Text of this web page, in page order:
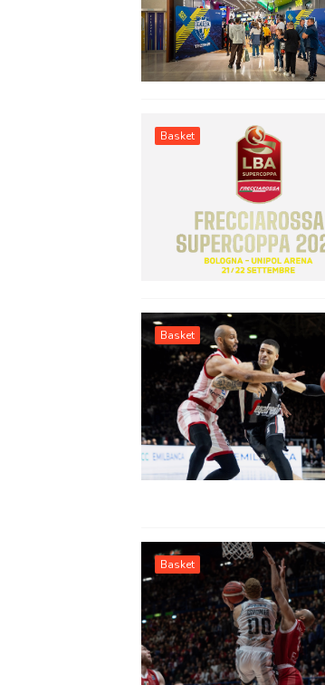
Basket
Basket
Basket